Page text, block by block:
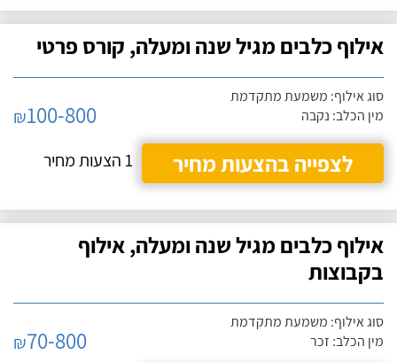
אילוף כלבים מגיל שנה ומעלה, קורס פרטי
סוג אילוף: משמעת מתקדמת
מין הכלב: נקבה
₪100-800
לצפייה בהצעות מחיר
1 הצעות מחיר
אילוף כלבים מגיל שנה ומעלה, אילוף
בקבוצות
סוג אילוף: משמעת מתקדמת
מין הכלב: זכר
₪70-800